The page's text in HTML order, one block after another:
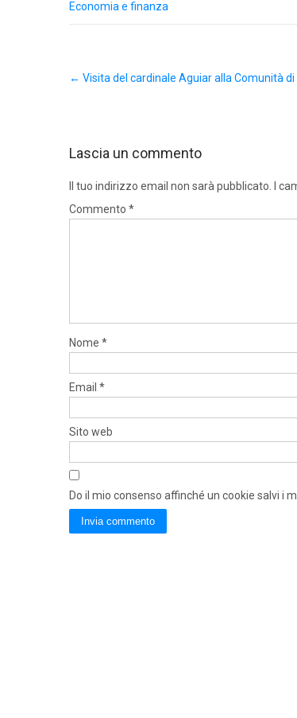
Economia e finanza
navigation
← Visita del cardinale Aguiar alla Comunità di
Lascia un commento
Il tuo indirizzo email non sarà pubblicato. I
Commento *
Nome *
Email *
Sito web
Do il mio consenso affinché un cookie salvi i